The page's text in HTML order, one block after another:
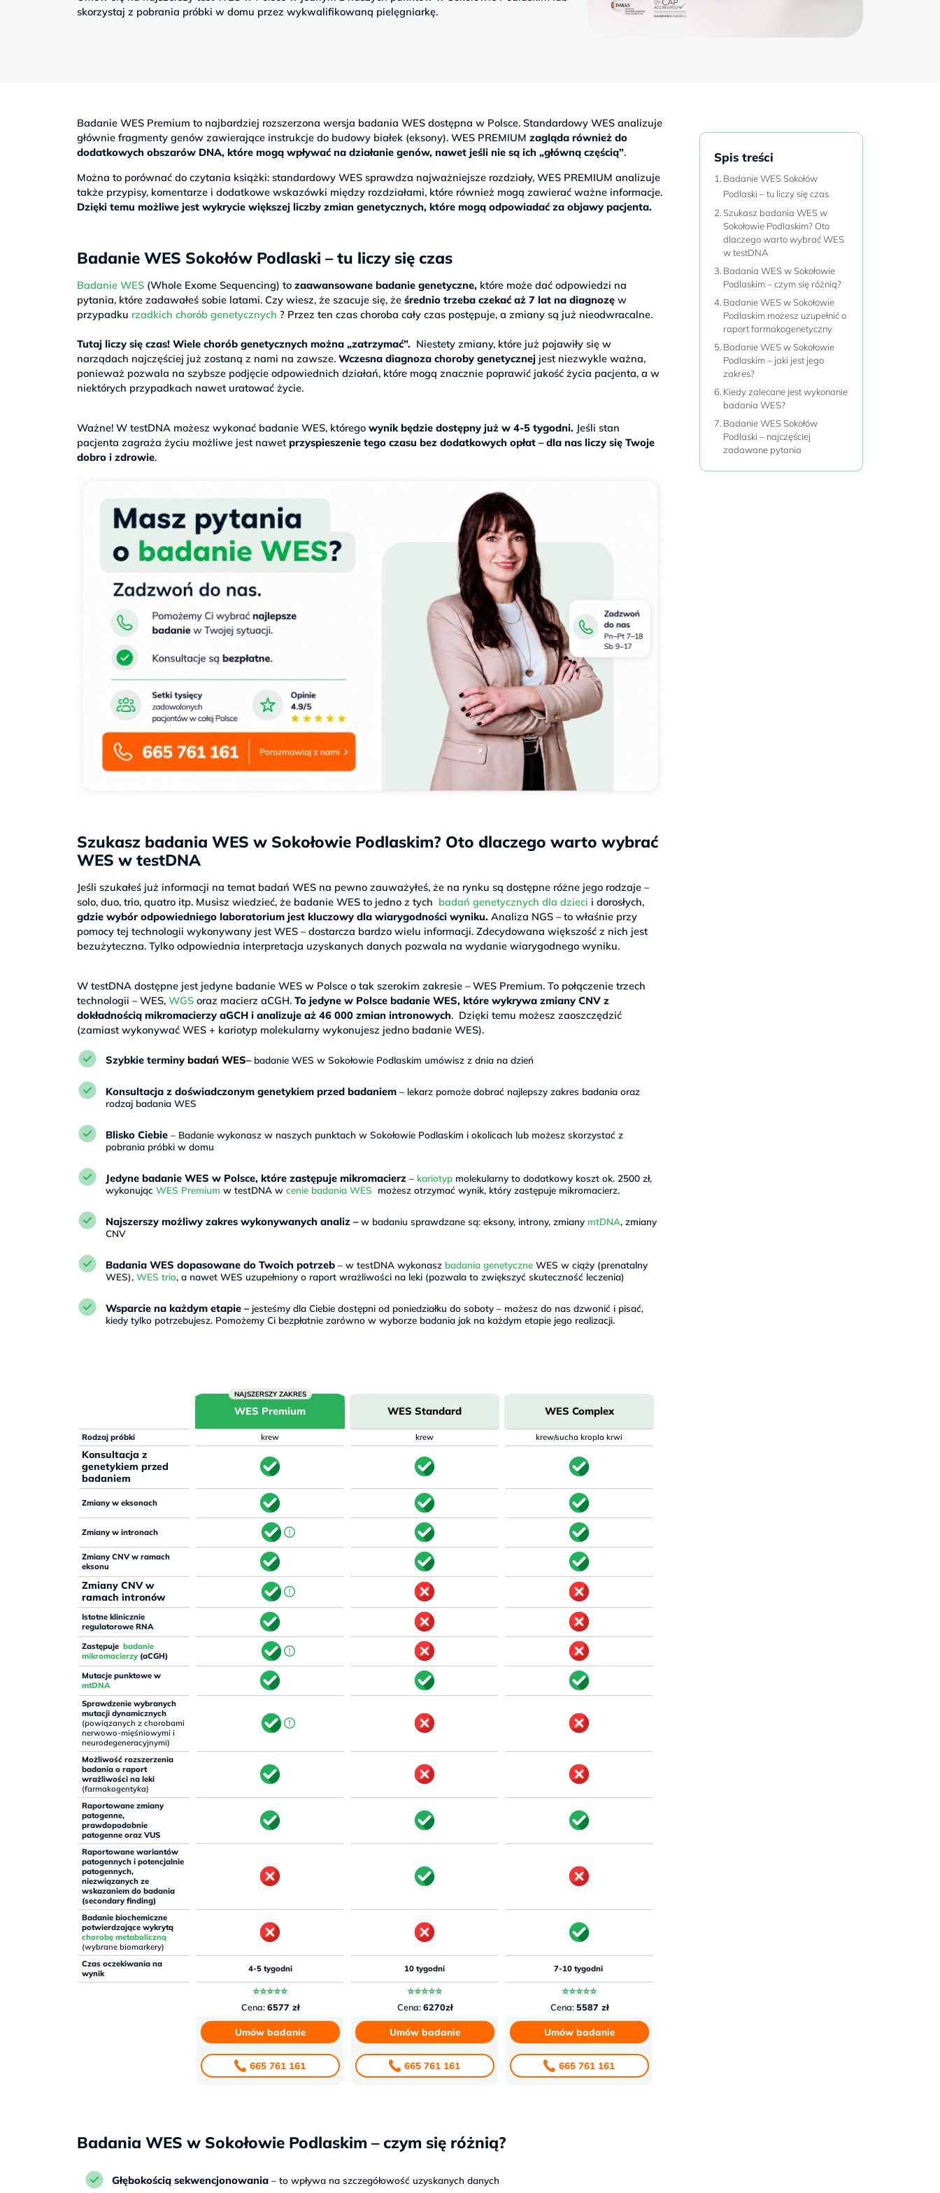
9–
skorzystaj z pobrania próbki w domu przez wykwalifikowaną pielęgniarkę.
Badanie WES Premium to najbardziej rozszerzona wersja badania WES dostępna w Polsce. Standardowy WES analizuje
głównie fragmenty genów zawierające instrukcje do budowy białek (eksony). WES PREMIUM zagląda również do
dodatkowych obszarów DNA, które mogą wpływać na działanie genów, nawet jeśli nie są ich „główną częścią”.
Można to porównać do czytania książki: standardowy WES sprawdza najważniejsze rozdziały, WES PREMIUM analizuje
także przypisy, komentarze i dodatkowe wskazówki między rozdziałami, które również mogą zawierać ważne informacje.
Dzięki temu możliwe jest wykrycie większej liczby zmian genetycznych, które mogą odpowiadać za objawy pacjenta.
Badanie WES Sokołów Podlaski – tu liczy się czas
Badanie WES (Whole Exome Sequencing) tozaawansowane badanie genetyczne, które może dać odpowiedzi na
pytania, które zadawałeś sobie latami. Czy wiesz, że szacuje się, żeśrednio trzeba czekać aż 7 lat na diagnozę w
przypadku rzadkich chorób genetycznych ? Przez ten czas choroba cały czas postępuje, a zmiany są już nieodwracalne.
Tutaj liczy się czas! Wiele chorób genetycznych można „zatrzymać”. Niestety zmiany, które już pojawiły się w
narządach najczęściej już zostaną z nami na zawsze.Wczesna diagnoza choroby genetycznej jest niezwykle ważna,
ponieważ pozwala na szybsze podjęcie odpowiednich działań, które mogą znacznie poprawić jakość życia pacjenta, a w
niektórych przypadkach nawet uratować życie.
Ważne! W testDNA możesz wykonać badanie WES, któregowynik będzie dostępny już w 4-5 tygodni. Jeśli stan
pacjenta zagraża życiu możliwe jest nawet przyspieszenie tego czasu bez dodatkowych opłat – dla nas liczy się Twoje
dobro i zdrowie.
Szukasz badania WES w Sokołowie Podlaskim? Oto dlaczego warto wybrać
WES w testDNA
Jeśli szukałeś już informacji na temat badań WES na pewno zauważyłeś, że na rynku są dostępne różne jego rodzaje –
solo, duo, trio, quatro itp. Musisz wiedzieć, że badanie WES to jedno z tych badań genetycznych dla dzieci i dorosłych,
gdzie wybór odpowiedniego laboratorium jest kluczowy dla wiarygodności wyniku. Analiza NGS – to właśnie przy
pomocy tej technologii wykonywany jest WES – dostarcza bardzo wielu informacji. Zdecydowana większość z nich jest
bezużyteczna. Tylko odpowiednia interpretacja uzyskanych danych pozwala na wydanie wiarygodnego wyniku.
W testDNA dostępne jest jedyne badanie WES w Polsce o tak szerokim zakresie – WES Premium. To połączenie trzech
technologii – WES,WGS oraz macierz aCGH.To jedyne w Polsce badanie WES, które wykrywa zmiany CNV z
dokładnością mikromacierzy aGCH i analizuje aż 46 000 zmian intronowych. Dzięki temu możesz zaoszczędzić
(zamiast wykonywać WES + kariotyp molekularny wykonujesz jedno badanie WES).
Szybkie terminy badań WES–badanie WES w Sokołowie Podlaskim umówisz z dnia na dzień
Konsultacja z doświadczonym genetykiem przed badaniem– lekarz pomoże dobrać najlepszy zakres badania oraz
rodzaj badania WES
Blisko Ciebie– Badanie wykonasz w naszych punktach w Sokołowie Podlaskim i okolicach lub możesz skorzystać z
pobrania próbki w domu
Jedyne badanie WES w Polsce, które zastępuje mikromacierz– kariotypmolekularny to dodatkowy koszt ok. 2500 zł,
wykonując WES Premium w testDNA w cenie badania WES możesz otrzymać wynik, który zastępuje mikromacierz.
Najszerszy możliwy zakres wykonywanych analiz –w badaniu sprawdzane są: eksony, introny, zmiany mtDNA, zmiany
CNV
Badania WES dopasowane do Twoich potrzeb– w testDNA wykonasz badania genetyczne WES w ciąży (prenatalny
WES), WES trio, a nawet WES uzupełniony o raport wrażliwości na leki (pozwala to zwiększyć skuteczność leczenia)
Wsparcie na każdym etapie –jesteśmy dla Ciebie dostępni od poniedziałku do soboty – możesz do nas dzwonić i pisać,
kiedy tylko potrzebujesz. Pomożemy Ci bezpłatnie zarówno w wyborze badania jak na każdym etapie jego realizacji.
WES Premium WES Standard WES Complex
Rodzaj próbki krew krew krew/sucha kropla krwi
Konsultacja z
genetykiem przed
badaniem
Zmiany w eksonach
Zmiany w intronach
Zmiany CNV w ramach
eksonu
Zmiany CNV w
ramach intronów
Istotne klinicznie
regulatorowe RNA
Zastępuje badanie
mikromacierzy(aCGH)
Mutacje punktowe w
mtDNA
Sprawdzenie wybranych
mutacji dynamicznych
(powiązanych z chorobami
nerwowo-mięśniowymi i
neurodegeneracyjnymi)
Możliwość rozszerzenia
badania o raport
wrażliwości na leki
(farmakogentyka)
Raportowane zmiany
patogenne,
prawdopodobnie
patogenne oraz VUS
Raportowane wariantów
patogennych i potencjalnie
patogennych,
niezwiązanych ze
wskazaniem do badania
(secondary finding)
Badanie biochemiczne
potwierdzające wykrytą
chorobę metaboliczną
(wybrane biomarkery)
Czas oczekiwania na
wynik
4-5 tygodni 10 tygodni 7-10 tygodni
⭐⭐⭐⭐⭐
Cena:6577 zł
⭐⭐⭐⭐⭐
Cena:6270zł
⭐⭐⭐⭐⭐
Cena: 5587 zł
Umów badanie
665 761 161
Umów badanie
665 761 161
Umów badanie
665 761 161
Badania WES w Sokołowie Podlaskim – czym się różnią?
Głębokością sekwencjonowania – to wpływa na szczegółowość uzyskanych danych
Spis treści
Badanie WES Sokołów
Podlaski – tu liczy się czas
Szukasz badania WES w
Sokołowie Podlaskim? Oto
dlaczego warto wybrać WES
w testDNA
Badania WES w Sokołowie
Podlaskim – czym się różnią?
Badanie WES w Sokołowie
Podlaskim możesz uzupełnić o
raport farmakogenetyczny
Badanie WES w Sokołowie
Podlaskim – jaki jest jego
zakres?
Kiedy zalecane jest wykonanie
badania WES?
Badanie WES Sokołów
Podlaski – najczęściej
zadawane pytania